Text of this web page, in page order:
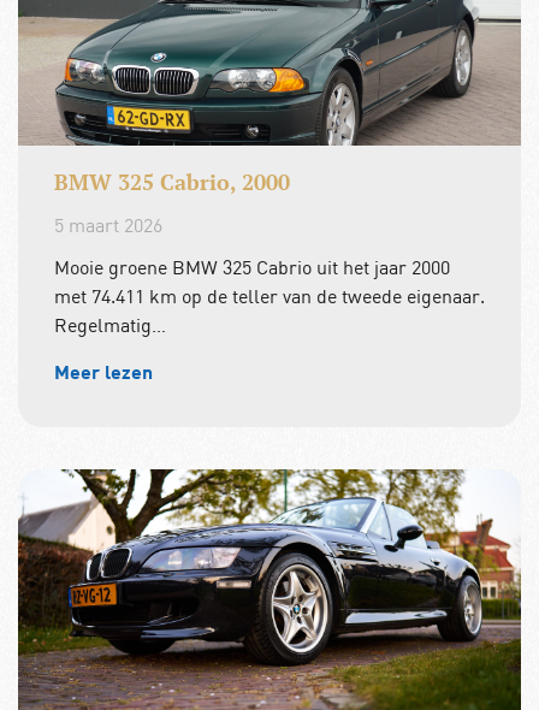
BMW 325 Cabrio, 2000
5 maart 2026
Mooie groene BMW 325 Cabrio uit het jaar 2000
met 74.411 km op de teller van de tweede eigenaar.
Regelmatig…
Meer lezen